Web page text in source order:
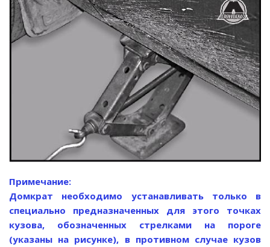
Примечание:
Домкрат необходимо устанавливать только в
специально предназначенных для этого точках
кузова, обозначенных стрелками на пороге
(указаны на рисунке), в противном случае кузов